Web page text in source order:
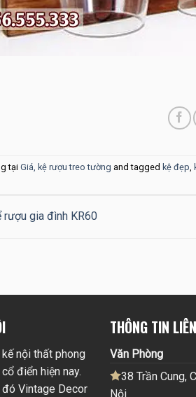
tại Giá, kệ rượu treo tường and tagged kệ đẹp,
rượu gia đình KR60
nội thất phong
điển hiện nay.
Vintage Decor
THÔNG TIN
Văn Phòng
38 Trần Cung,
Nội